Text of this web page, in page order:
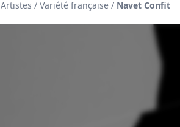
Artistes / Variété française / Navet Confit